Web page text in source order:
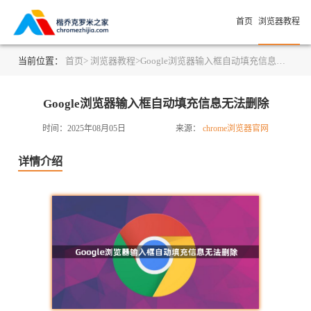
首页 浏览器教程
当前位置： 首页> 浏览器教程>Google浏览器输入框自动填充信息无法删除
Google浏览器输入框自动填充信息无法删除
时间：2025年08月05日 来源： chrome浏览器官网
详情介绍